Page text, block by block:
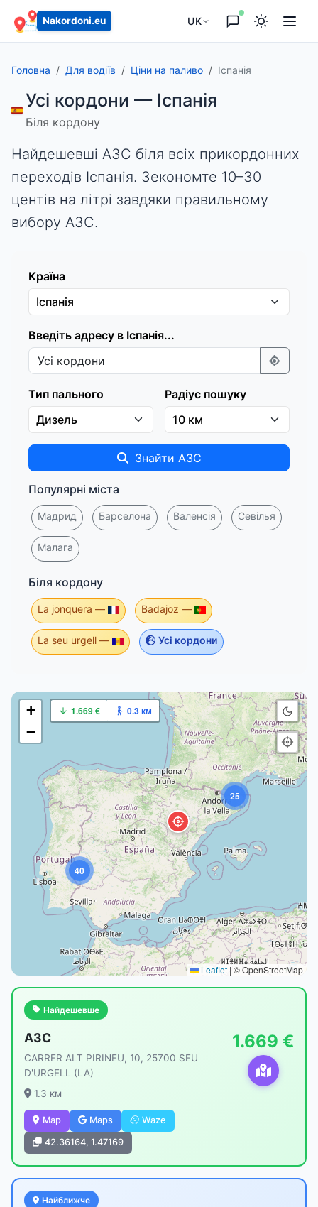
Nakordoni.eu UK
Головна Для водіїв Ціни на паливо Іспанія
Усі кордони — Іспанія
Біля кордону
Найдешевші АЗС біля всіх прикордонних
переходів Іспанія. Зекономте 10–30
центів на літрі завдяки правильному
вибору АЗС.
Країна
Введіть адресу в Іспанія...
Тип пального Радіус пошуку
Знайти АЗС
Популярні міста
Мадрид Барселона Валенсія Севілья
Малага
Біля кордону
La jonquera — Badajoz —
La seu urgell — Усі кордони
25
40
+
−
1.669 € 0.3 км
Leaflet | © OpenStreetMap
Найдешевше
АЗС
CARRER ALT PIRINEU, 10, 25700 SEU
D'URGELL (LA)
1.3 км
Map Maps Waze
42.36164, 1.47169
1.669 €
Найближче